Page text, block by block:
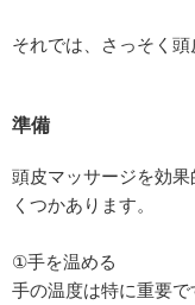
それでは、さっそく頭
準備
頭皮マッサージを効
くつかあります。
①手を温める
手の温度は特に重要